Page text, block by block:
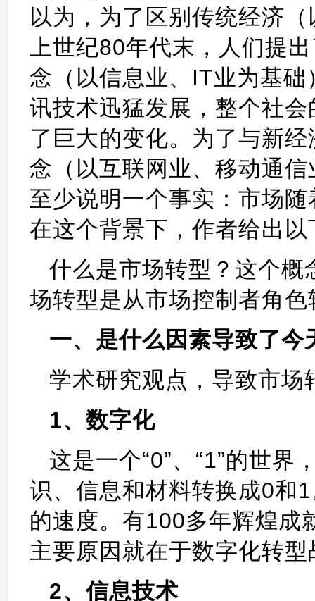
以为，为了区别传统经济
上世纪80年代末，人们提
念（以信息业、IT业为基
讯技术迅猛发展，整个社
了巨大的变化。为了与新
念（以互联网业、移动通
至少说明一个事实：市场
在这个背景下，作者给出以
什么是市场转型？这个
场转型是从市场控制者角
一、是什么因素导致了今
学术研究观点，导致市场
1、数字化
这是一个“0”、“1”的世
识、信息和材料转换成0和
的速度。有100多年辉煌成
主要原因就在于数字化转
2、信息技术